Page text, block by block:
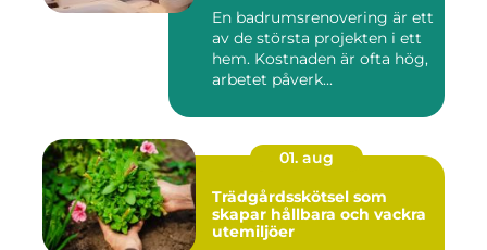
En badrumsrenovering är ett
av de största projekten i ett
hem. Kostnaden är ofta hög,
arbetet påverk...
01. aug
Trädgårdsskötsel som
skapar hållbara och vackra
utemiljöer